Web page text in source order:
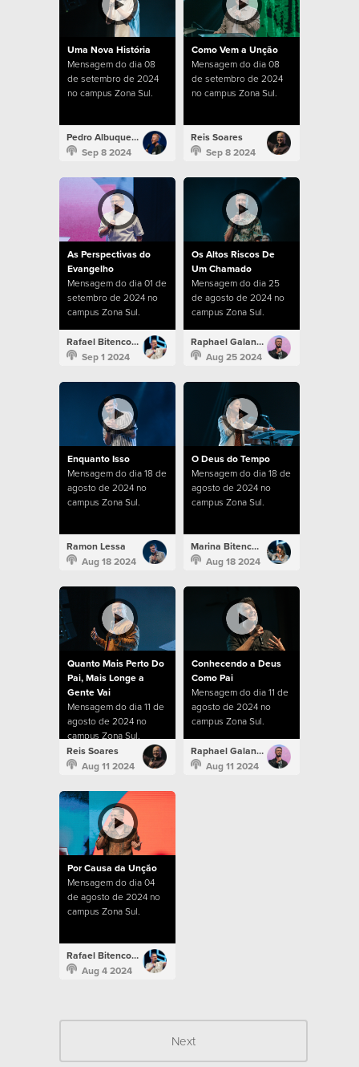
Uma Nova História
Mensagem do dia 08
de setembro de 2024
no campus Zona Sul.
Pedro Albuquerque
Sep 8 2024
Como Vem a Unção
Mensagem do dia 08
de setembro de 2024
no campus Zona Sul.
Reis Soares
Sep 8 2024
As Perspectivas do
Evangelho
Mensagem do dia 01 de
setembro de 2024 no
campus Zona Sul.
Rafael Bitencourt
Sep 1 2024
Os Altos Riscos De
Um Chamado
Mensagem do dia 25
de agosto de 2024 no
campus Zona Sul.
Raphael Galante
Aug 25 2024
Enquanto Isso
Mensagem do dia 18 de
agosto de 2024 no
campus Zona Sul.
Ramon Lessa
Aug 18 2024
O Deus do Tempo
Mensagem do dia 18 de
agosto de 2024 no
campus Zona Sul.
Marina Bitencourt
Aug 18 2024
Quanto Mais Perto Do
Pai, Mais Longe a
Gente Vai
Mensagem do dia 11 de
agosto de 2024 no
campus Zona Sul.
Reis Soares
Aug 11 2024
Conhecendo a Deus
Como Pai
Mensagem do dia 11 de
agosto de 2024 no
campus Zona Sul.
Raphael Galante
Aug 11 2024
Por Causa da Unção
Mensagem do dia 04
de agosto de 2024 no
campus Zona Sul.
Rafael Bitencourt
Aug 4 2024
Next